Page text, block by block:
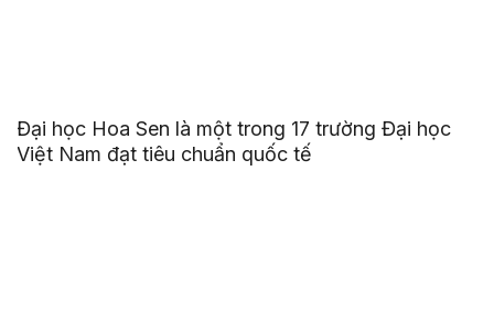
Đại học Hoa Sen là một trong 17 trường Đại học
Việt Nam đạt tiêu chuẩn quốc tế